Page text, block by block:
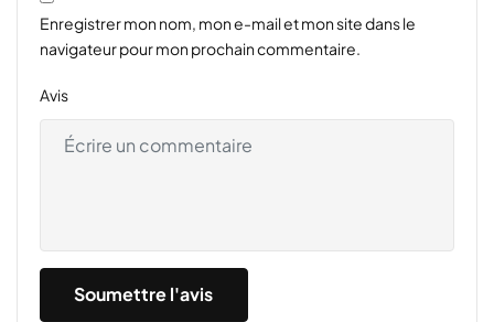
Enregistrer mon nom, mon e-mail et mon site dans le
navigateur pour mon prochain commentaire.
Avis